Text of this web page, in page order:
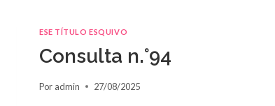
SUSAN
ESE TÍTULO ESQUIVO
Consulta n.°94
Por admin 27/08/2025